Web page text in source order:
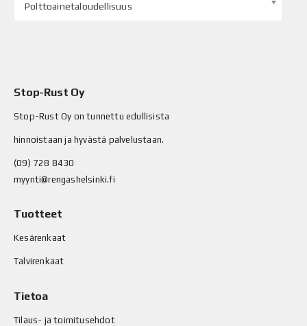
Polttoainetaloudellisuus
Stop-Rust Oy
Stop-Rust Oy on tunnettu edullisista
hinnoistaan ja hyvästä palvelustaan.
(09) 728 8430
myynti@rengashelsinki.fi
Tuotteet
Kesärenkaat
Talvirenkaat
Tietoa
Tilaus- ja toimitusehdot